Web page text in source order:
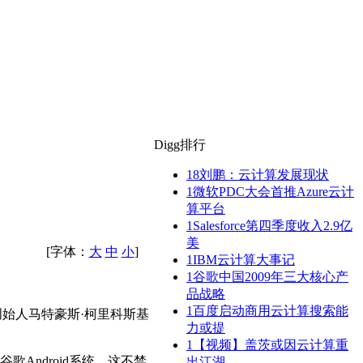
[字体： 大 中 小]
人马特豪斯·柯里科斯基
Digg排行
18刘鹏：云计算发展现状
1微软PDC大会首推Azure云计
算平台
1 Salesforce第四季度收入2.9亿
美
1IBM云计算大事记
1谷歌中国2009年三大核心产
品战略
1百度启动商用云计算搜索能
力或提
1
【视频】盖茨或因云计算重